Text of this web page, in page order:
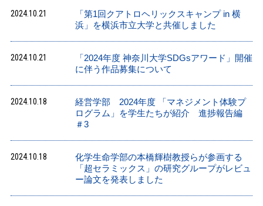
2024.10.21
「第1回クアトロヘリックスキャンプ in 横
浜」を横浜市立大学と共催しました
2024.10.21
「2024年度 神奈川大学SDGsアワード」開催
に伴う作品募集について
2024.10.18
経営学部 2024年度 「マネジメント体験プ
ログラム」を学生たちが紹介 進捗報告編
＃3
2024.10.18
化学生命学部の本橋輝樹教授らが参画する
「超セラミックス」の研究グループがレビュ
ー論文を発表しました